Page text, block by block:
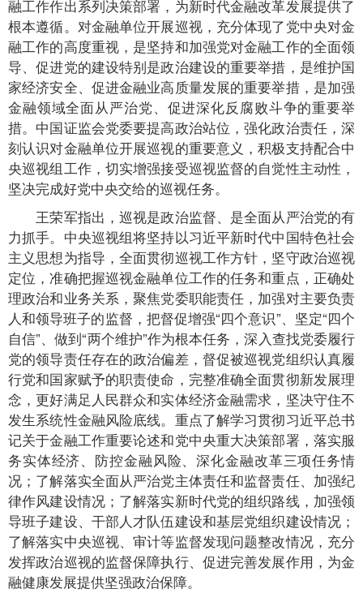
融工作作出系列决策部署，为新时代金融改革发展提供了
根本遵循。对金融单位开展巡视，充分体现了党中央对金
融工作的高度重视，是坚持和加强党对金融工作的全面领
导、促进党的建设特别是政治建设的重要举措，是维护国
家经济安全、促进金融业高质量发展的重要举措，是加强
金融领域全面从严治党、促进深化反腐败斗争的重要举
措。中国证监会党委要提高政治站位，强化政治责任，深
刻认识对金融单位开展巡视的重要意义，积极支持配合中
央巡视组工作，切实增强接受巡视监督的自觉性主动性，
坚决完成好党中央交给的巡视任务。
王荣军指出，巡视是政治监督、是全面从严治党的有
力抓手。中央巡视组将坚持以习近平新时代中国特色社会
主义思想为指导，全面贯彻巡视工作方针，坚守政治巡视
定位，准确把握巡视金融单位工作的任务和重点，正确处
理政治和业务关系，聚焦党委职能责任，加强对主要负责
人和领导班子的监督，把督促增强“四个意识”、坚定“四个
自信”、做到“两个维护”作为根本任务，深入查找党委履行
党的领导责任存在的政治偏差，督促被巡视党组织认真履
行党和国家赋予的职责使命，完整准确全面贯彻新发展理
念，更好满足人民群众和实体经济金融需求，坚决守住不
发生系统性金融风险底线。重点了解学习贯彻习近平总书
记关于金融工作重要论述和党中央重大决策部署，落实服
务实体经济、防控金融风险、深化金融改革三项任务情
况；了解落实全面从严治党主体责任和监督责任、加强纪
律作风建设情况；了解落实新时代党的组织路线，加强领
导班子建设、干部人才队伍建设和基层党组织建设情况；
了解落实中央巡视、审计等监督发现问题整改情况，充分
发挥政治巡视的监督保障执行、促进完善发展作用，为金
融健康发展提供坚强政治保障。